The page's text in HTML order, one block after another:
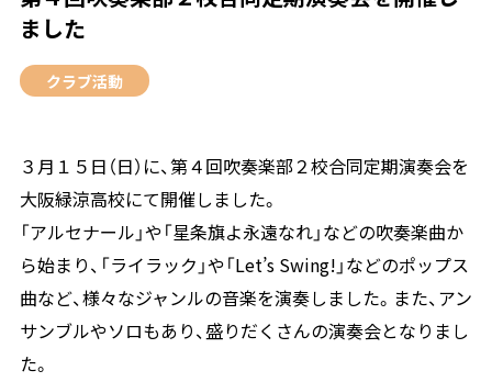
ました
クラブ活動
３月１５日（日）に、第４回吹奏楽部２校合同定期演奏会を
大阪緑涼高校にて開催しました。
「アルセナール」や「星条旗よ永遠なれ」などの吹奏楽曲か
ら始まり、「ライラック」や「Let’s Swing!」などのポップス
曲など、様々なジャンルの音楽を演奏しました。また、アン
サンブルやソロもあり、盛りだくさんの演奏会となりまし
た。